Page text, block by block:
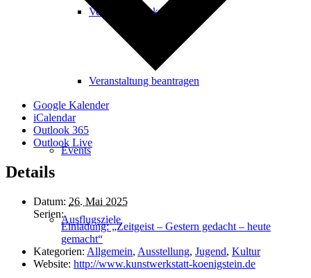
Veranstaltungskalender
Veranstaltung beantragen
Events
Ausflugsziele
Google Kalender
iCalendar
Outlook 365
Outlook Live
Details
Datum: 26. Mai 2025
Serien:
Einladung: „Zeitgeist – Gestern gedacht – heute
gemacht“
Kategorien: Allgemein, Ausstellung, Jugend, Kultur
Website: http://www.kunstwerkstatt-koenigstein.de